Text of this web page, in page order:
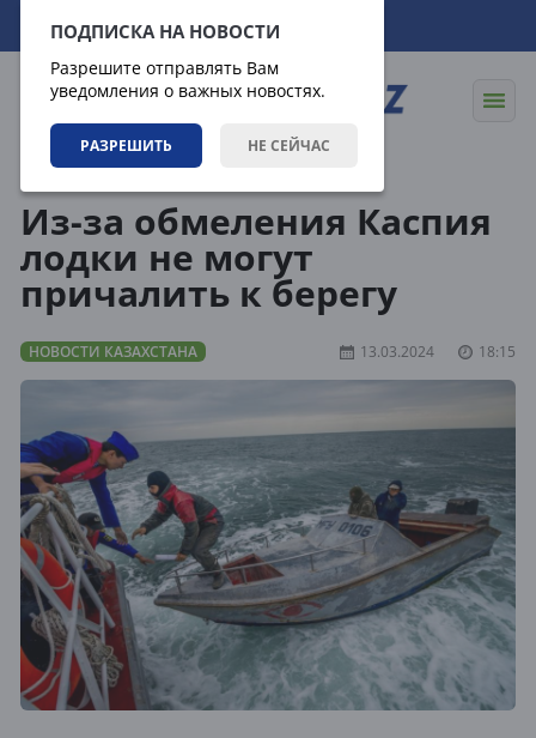
ПОДПИСКА НА НОВОСТИ
Разрешите отправлять Вам
уведомления о важных новостях.
РАЗРЕШИТЬ НЕ СЕЙЧАС
08.08.2026 02:09:06
Из-за обмеления Каспия
лодки не могут
причалить к берегу
НОВОСТИ КАЗАХСТАНА 13.03.2024 18:15